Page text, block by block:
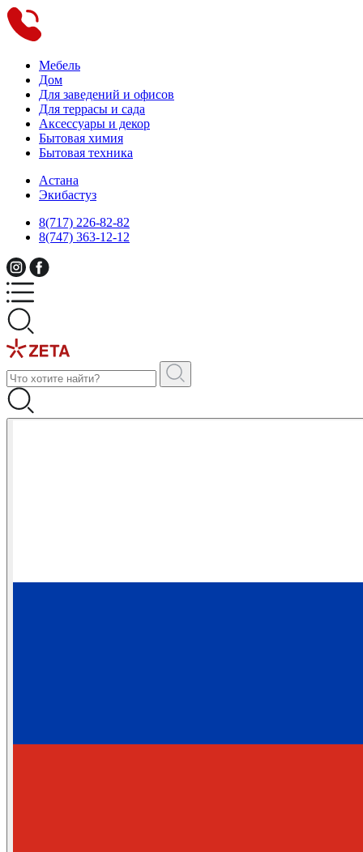
Мебель
Дом
Для заведений и офисов
Для террасы и сада
Аксессуары и декор
Бытовая химия
Бытовая техника
Астана
Экибастуз
8(717) 226-82-82
8(747) 363-12-12